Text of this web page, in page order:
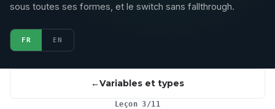
sous toutes ses formes, et le switch sans fallthrough.
FR EN
Variables et types
Leçon 3/11